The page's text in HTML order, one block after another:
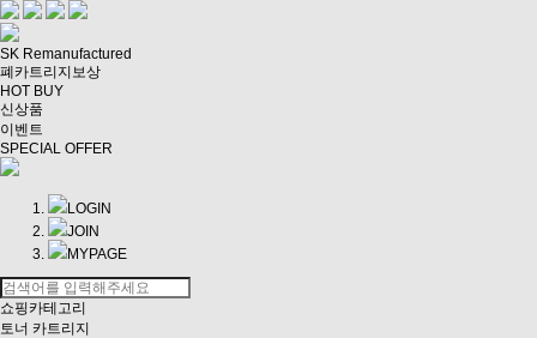
SK Remanufactured
폐카트리지보상
HOT BUY
신상품
이벤트
SPECIAL OFFER
LOGIN
JOIN
MYPAGE
쇼핑카테고리
토너 카트리지